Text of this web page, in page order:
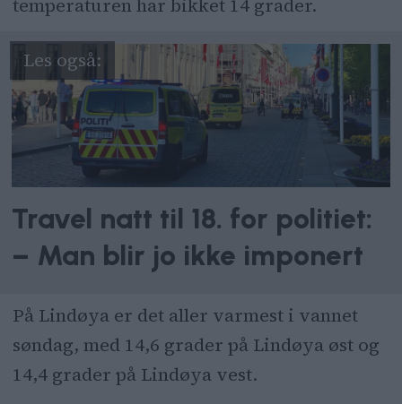
temperaturen har bikket 14 grader.
Travel natt til 18. for politiet:
– Man blir jo ikke imponert
På Lindøya er det aller varmest i vannet
søndag, med 14,6 grader på Lindøya øst og
14,4 grader på Lindøya vest.